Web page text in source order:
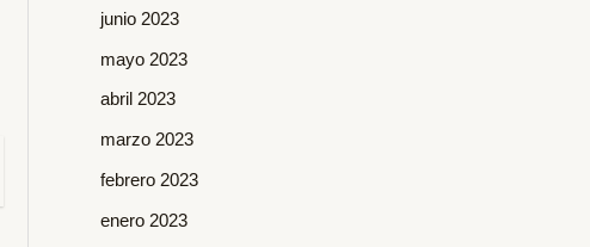
junio 2023
mayo 2023
abril 2023
marzo 2023
febrero 2023
enero 2023